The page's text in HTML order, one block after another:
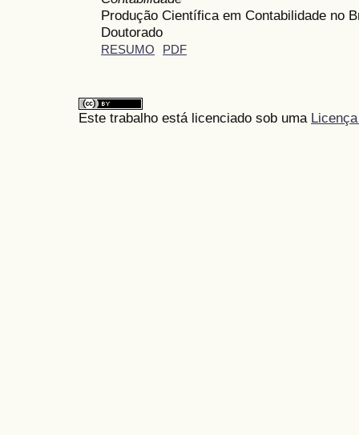
Produção Científica em Contabilidade no
Doutorado
RESUMO PDF
Este trabalho está licenciado sob uma